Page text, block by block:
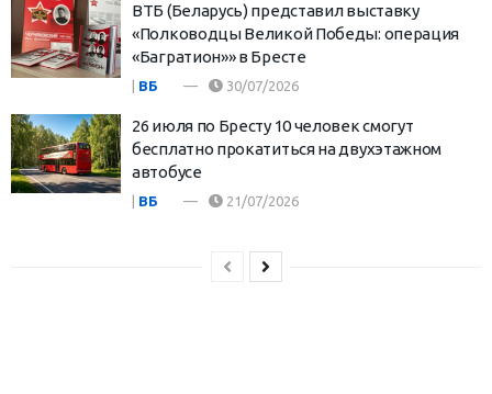
ВТБ (Беларусь) представил выставку
«Полководцы Великой Победы: операция
«Багратион»» в Бресте
ВБ 30/07/2026
26 июля по Бресту 10 человек смогут
бесплатно прокатиться на двухэтажном
автобусе
ВБ 21/07/2026